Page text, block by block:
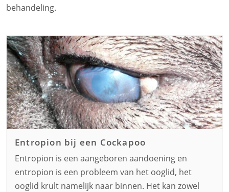
behandeling.
Entropion bij een Cockapoo
Entropion is een aangeboren aandoening en
entropion is een probleem van het ooglid, het
ooglid krult namelijk naar binnen. Het kan zowel